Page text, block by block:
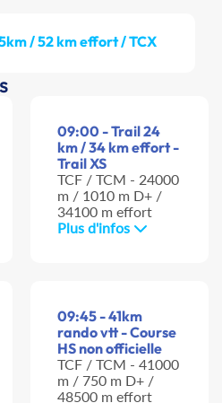
/ 52 km effort / TCX
09:00 - Trail 24
km / 34 km effort -
Trail XS
TCF / TCM - 24000
m / 1010 m D+ /
34100 m effort
Plus d'infos
09:45 - 41km
rando vtt - Course
HS non officielle
TCF / TCM - 41000
m / 750 m D+ /
48500 m effort